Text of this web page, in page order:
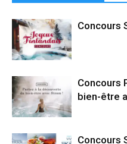
Concours
Concours
bien-être
Concours